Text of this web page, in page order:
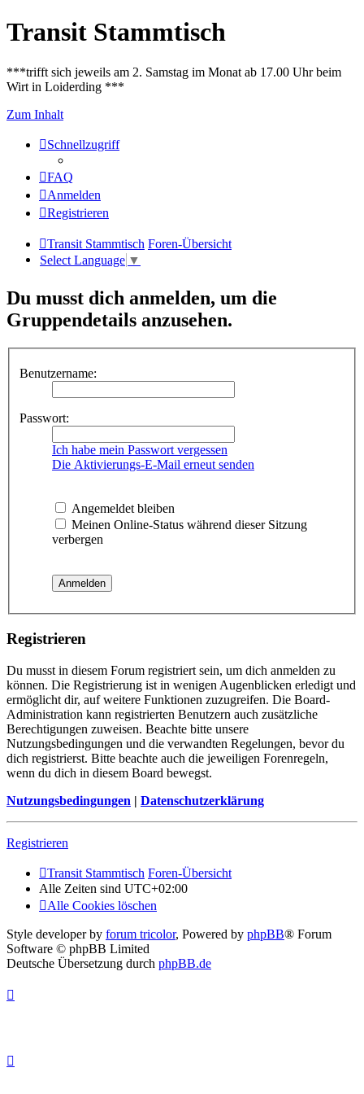
Transit Stammtisch
***trifft sich jeweils am 2. Samstag im Monat ab 17.00 Uhr beim
Wirt in Loiderding ***
Zum Inhalt
Schnellzugriff
FAQ
Anmelden
Registrieren
Transit Stammtisch Foren-Übersicht
Select Language ▼
Du musst dich anmelden, um die
Gruppendetails anzusehen.
Benutzername:
Passwort:
Ich habe mein Passwort vergessen
Die Aktivierungs-E-Mail erneut senden
Angemeldet bleiben
Meinen Online-Status während dieser Sitzung
verbergen
Registrieren
Du musst in diesem Forum registriert sein, um dich anmelden zu
können. Die Registrierung ist in wenigen Augenblicken erledigt und
ermöglicht dir, auf weitere Funktionen zuzugreifen. Die Board-
Administration kann registrierten Benutzern auch zusätzliche
Berechtigungen zuweisen. Beachte bitte unsere
Nutzungsbedingungen und die verwandten Regelungen, bevor du
dich registrierst. Bitte beachte auch die jeweiligen Forenregeln,
wenn du dich in diesem Board bewegst.
Nutzungsbedingungen | Datenschutzerklärung
Registrieren
Transit Stammtisch Foren-Übersicht
Alle Zeiten sind UTC+02:00
Alle Cookies löschen
Style developer by forum tricolor, Powered by phpBB® Forum
Software © phpBB Limited
Deutsche Übersetzung durch phpBB.de